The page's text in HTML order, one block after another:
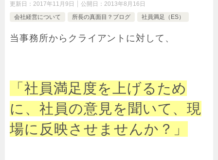
更新日： 2017年11月9日 公開日： 2013年8月16日
会社経営について
所長の真面目？ブログ 社員満足（ES）
当事務所からクライアントに対して、
「社員満足度を上げるため
に、社員の意見を聞いて、現
場に反映させませんか？」